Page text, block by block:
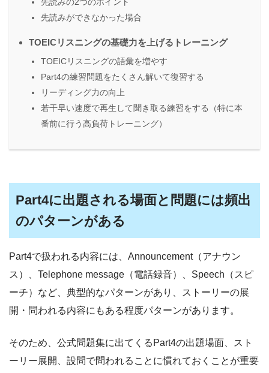
先読みができなかった場合
TOEICリスニングの基礎力を上げるトレーニング
TOEICリスニングの語彙を増やす
Part4の練習問題をたくさん解いて復習する
リーディング力の向上
若干早い速度で再生して聞き取る練習をする（特に本
番前に行う高負荷トレーニング）
Part4に出題される場面と問題には頻出
のパターンがある
Part4で扱われる内容には、Announcement（アナウン
ス）、Telephone message（電話録音）、Speech（スピ
ーチ）など、典型的なパターンがあり、ストーリーの展
開・問われる内容にもある程度パターンがあります。
そのため、公式問題集に出てくるPart4の出題場面、スト
ーリー展開、設問で問われることに慣れておくことが重要